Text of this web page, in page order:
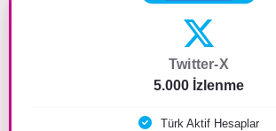
Twitter-X
5.000 İzlenme
Türk Aktif Hesaplar